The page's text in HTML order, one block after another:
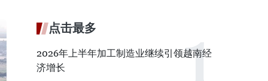
点击最多
2026年上半年加工制造业继续引领越南经
济增长